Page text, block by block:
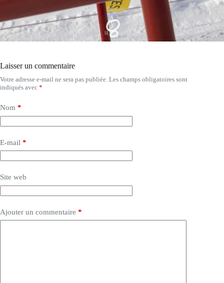
Laisser un commentaire
Votre adresse e-mail ne sera pas publiée. Les champs obligatoires sont
indiqués avec *
Nom *
E-mail *
Site web
Ajouter un commentaire *